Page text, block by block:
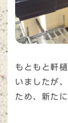
もともと軒
いましたが
ため、新た